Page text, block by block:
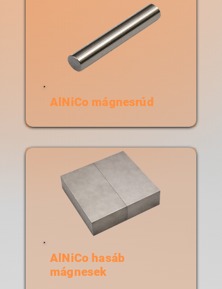
AlNiCo mágnesrúd
AlNiCo hasáb
mágnesek